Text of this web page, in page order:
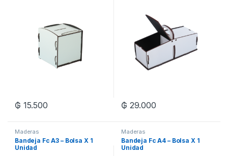
₲ 15.500 ₲ 29.000
Maderas
Bandeja Fc A3 – Bolsa X 1
Unidad
Maderas
Bandeja Fc A4 – Bolsa X 1
Unidad